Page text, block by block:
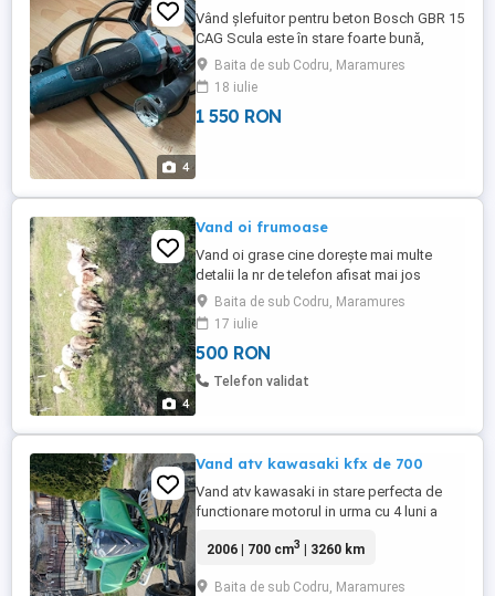
4
Vând șlefuitor pentru beton Bosch GBR 15
CAG Scula este în stare foarte bună,
funcționează impecabil și nu prezintă
probleme tehnice. A fost folosită cu grijă
și are doar urme normale de utilizare. Ideal
pentru șlefuirea betonului, îndepărtarea
Baita de sub Codru, Maramures
18 iulie
1 550 RON
4
Vand oi frumoase
Vand oi grase cine dorește mai multe
detalii la nr de telefon afisat mai jos
Baita de sub Codru, Maramures
17 iulie
500 RON
Telefon validat
Vand atv kawasaki kfx de 700
Vand atv kawasaki in stare perfecta de
functionare motorul in urma cu 4 luni a
garantie la atv
2006 | 700 cm3 | 3260 km
Baita de sub Codru, Maramures